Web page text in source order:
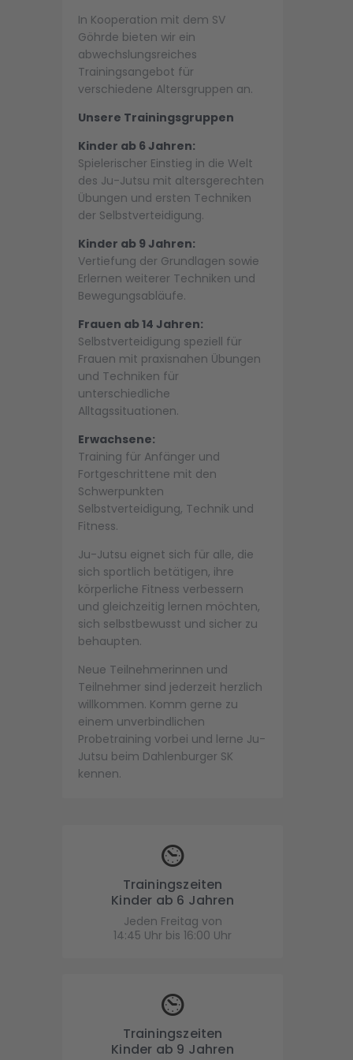
In Kooperation mit dem SV
Göhrde bieten wir ein
abwechslungsreiches
Trainingsangebot für
verschiedene Altersgruppen an.
Unsere Trainingsgruppen
Kinder ab 6 Jahren:
Spielerischer Einstieg in die Welt
des Ju-Jutsu mit altersgerechten
Übungen und ersten Techniken
der Selbstverteidigung.
Kinder ab 9 Jahren:
Vertiefung der Grundlagen sowie
Erlernen weiterer Techniken und
Bewegungsabläufe.
Frauen ab 14 Jahren:
Selbstverteidigung speziell für
Frauen mit praxisnahen Übungen
und Techniken für
unterschiedliche
Alltagssituationen.
Erwachsene:
Training für Anfänger und
Fortgeschrittene mit den
Schwerpunkten
Selbstverteidigung, Technik und
Fitness.
Ju-Jutsu eignet sich für alle, die
sich sportlich betätigen, ihre
körperliche Fitness verbessern
und gleichzeitig lernen möchten,
sich selbstbewusst und sicher zu
behaupten.
Neue Teilnehmerinnen und
Teilnehmer sind jederzeit herzlich
willkommen. Komm gerne zu
einem unverbindlichen
Probetraining vorbei und lerne Ju-
Jutsu beim Dahlenburger SK
kennen.
Trainingszeiten
Kinder ab 6 Jahren
Jeden Freitag von
14:45 Uhr bis 16:00 Uhr
Trainingszeiten
Kinder ab 9 Jahren